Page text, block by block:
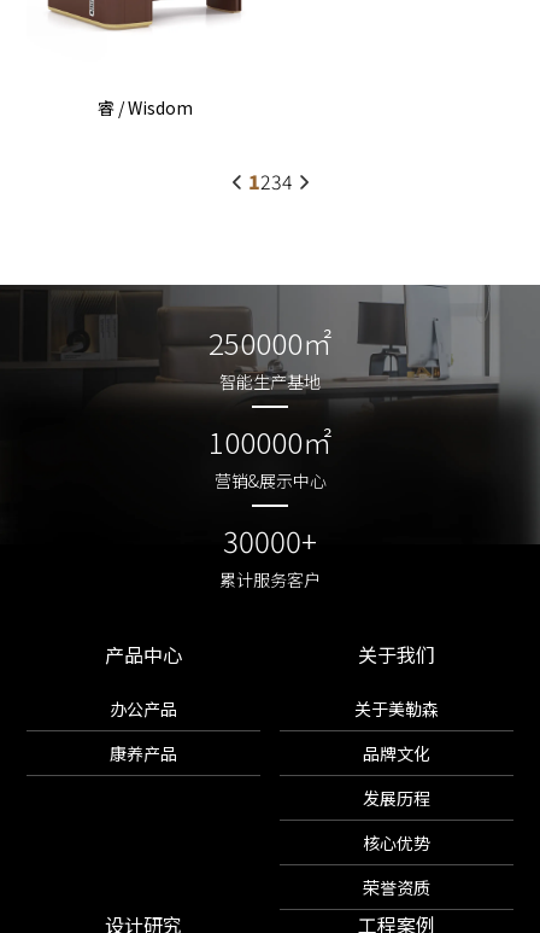
睿 / Wisdom
1234
250000㎡
智能生产基地
100000㎡
营销&展示中心
30000+
累计服务客户
250000㎡
智能生产基地
100000㎡
营销&展示中心
30000+
累计服务客户
产品中心
办公产品
康养产品
关于我们
关于美勒森
品牌文化
发展历程
核心优势
荣誉资质
设计研究 工程案例